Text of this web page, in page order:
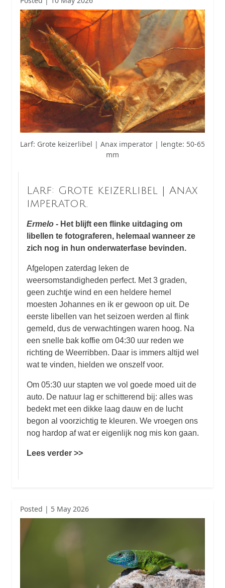
Larf: Grote keizerlibel | Anax imperator | lengte: 50-65
mm
Larf: Grote keizerlibel | Anax
imperator.
Ermelo - Het blijft een flinke uitdaging om
libellen te fotograferen, helemaal wanneer ze
zich nog in hun onderwaterfase bevinden.
Afgelopen zaterdag leken de
weersomstandigheden perfect. Met 3 graden,
geen zuchtje wind en een heldere hemel
moesten Johannes en ik er gewoon op uit. De
eerste libellen van het seizoen werden al flink
gemeld, dus de verwachtingen waren hoog. Na
een snelle bak koffie om 04:30 uur reden we
richting de Weerribben. Daar is immers altijd wel
wat te vinden, hielden we onszelf voor.
Om 05:30 uur stapten we vol goede moed uit de
auto. De natuur lag er schitterend bij: alles was
bedekt met een dikke laag dauw en de lucht
begon al voorzichtig te kleuren. We vroegen ons
nog hardop af wat er eigenlijk nog mis kon gaan.
Lees verder >>
Posted | 5 May 2026